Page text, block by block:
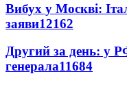
Вибух у Москві:
заяви12162
Другий за день: у
генерала11684